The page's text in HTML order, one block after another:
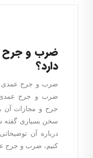
ضرب و جرح
دارد؟
ضرب و جرح عمدی
ضرب و جرح عمدی
جرح و مجازات آن
سخن بسیاری گفته
درباره آن
کنیم، ضرب و جرح